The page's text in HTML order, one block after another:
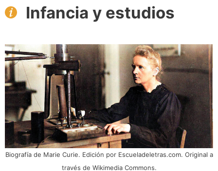
Infancia y estudios
Biografía de Marie Curie. Edición por Escueladeletras.com. Original a
través de Wikimedia Commons.